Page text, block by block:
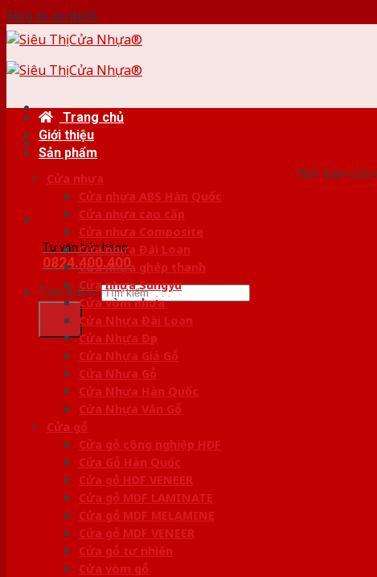
Skip to content
Nơi bán cửa
Tư vấn bán hàng
0824.400.400
Tìm kiếm:
Trang chủ
Giới thiệu
Sản phẩm
Cửa nhựa
Cửa nhựa ABS Hàn Quốc
Cửa nhựa cao cấp
Cửa nhựa Composite
Cửa nhựa Đài Loan
Cửa nhựa ghép thanh
Cửa nhựa Sungyu
Cửa vòm nhựa
Cửa Nhựa Đài Loan
Cửa Nhựa Đẹp
Cửa Nhựa Giả Gỗ
Cửa Nhựa Gỗ
Cửa Nhựa Hàn Quốc
Cửa Nhựa Vân Gỗ
Cửa gỗ
Cửa gỗ công nghiệp HDF
Cửa Gỗ Hàn Quốc
Cửa gỗ HDF VENEER
Cửa gỗ MDF LAMINATE
Cửa gỗ MDF MELAMINE
Cửa gỗ MDF VENEER
Cửa gỗ tự nhiên
Cửa vòm gỗ